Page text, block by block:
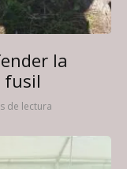
la
fusil
de lectura